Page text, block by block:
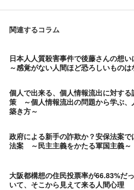
関連するコラム
日本人人質殺害事件で後藤さんの想
～感覚がない人間ほど恐ろしいものは
個人で出来る、個人情報流出に対する
策 ～個人情報流出の問題から学ぶ、
築き方～
政府による新手の詐欺か？安保法案で
法案 ～民主主義をかたる軍国主義～
大阪都構想の住民投票率が66.83%だ
いて、そこから見えて来る人間心理